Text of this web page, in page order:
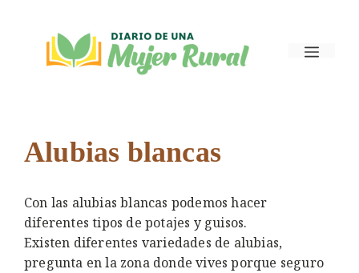
contenido
Menú
Alubias blancas
Con las alubias blancas podemos hacer
diferentes tipos de potajes y guisos.
Existen diferentes variedades de alubias,
pregunta en la zona donde vives porque seguro